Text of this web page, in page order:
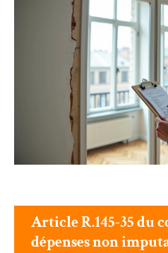
Article R.145-35 du
dépenses non